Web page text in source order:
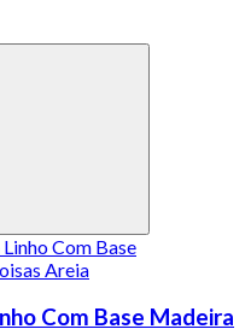
Com Base Madeira